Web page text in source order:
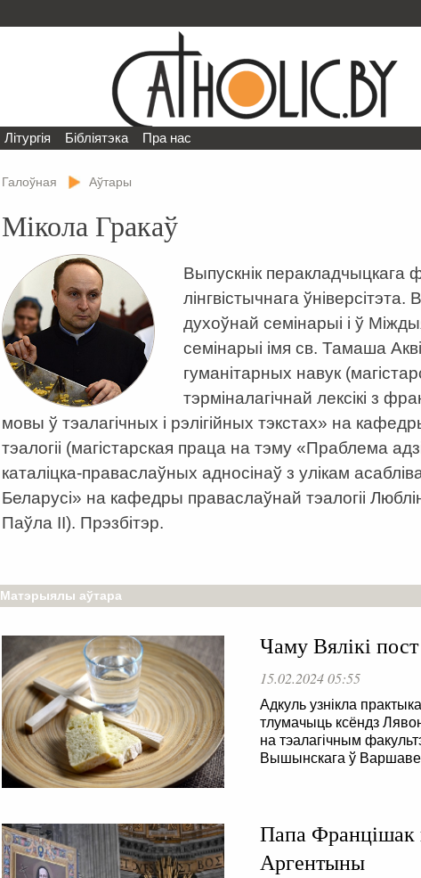
Літургія Бібліятэка Пра нас
Галоўная Аўтары
Мікола Гракаў
Выпускнік перакладчыцкага
лінгвістычнага
духоўнай семінарыі і ў
семінарыі імя св. Тамаша
гуманітарных навук
тэрміналагічнай лексікі з
мовы ў тэалагічных і рэлігійных тэкстах» на
тэалогіі (магістарская праца на тэму «Праблема
каталіцка-праваслаўных адносінаў з улікам
Беларусі» на кафедры праваслаўнай тэалогіі
Паўла ІІ). Прэзбітэр.
Матэрыялы аўтара
Чаму Вялікі
15.02.2024 05:55
Адкуль узнікла
тлумачыць ксёндз
на тэалагічным
Вышынскага ў
Папа Францішак
Аргентыны